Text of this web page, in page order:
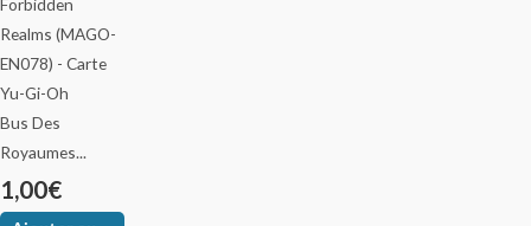
Bus Des
Royaumes...
1,00€